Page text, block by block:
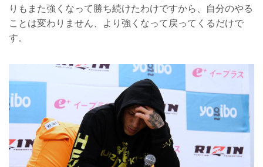
りもまた強くなって勝ち続けたわけですから、自分のやる
ことは変わりません、より強くなって戻ってくるだけで
す。